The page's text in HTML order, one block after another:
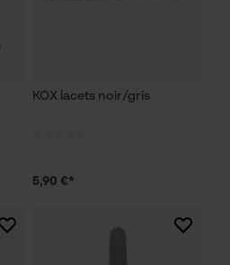
KOX lacets noir/gris
5,90 €*